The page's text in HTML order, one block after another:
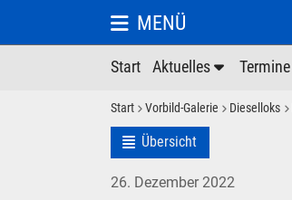
Start Aktuelles Termine
MENÜ
Start Vorbild-Galerie Dieselloks
Übersicht
26. Dezember 2022